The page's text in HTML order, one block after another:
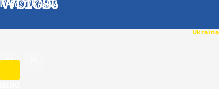
WPROST UKRAINA
UA